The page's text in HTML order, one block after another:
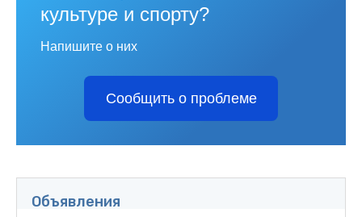
Объявления
культуре и спорту?
Напишите о них
Сообщить о проблеме